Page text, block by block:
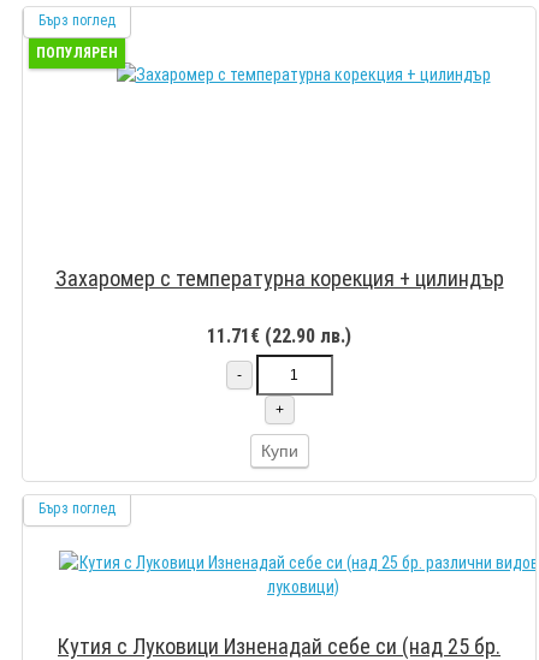
Бърз поглед
ПОПУЛЯРЕН
Захаромер с температурна корекция + цилиндър
11.71€ (22.90 лв.)
-
+
Купи
Бърз поглед
Кутия с Луковици Изненадай себе си (над 25 бр.